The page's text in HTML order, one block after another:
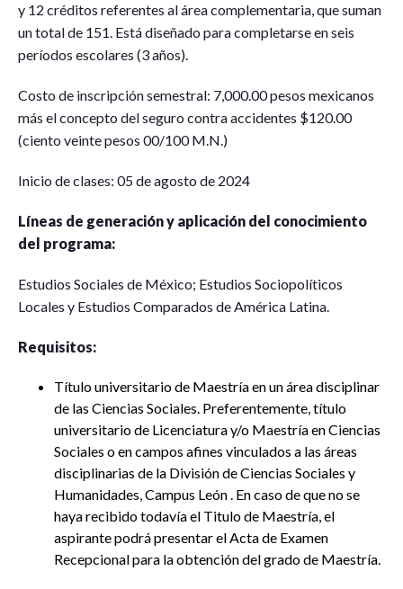
y 12 créditos referentes al área complementaria, que suman
un total de 151. Está diseñado para completarse en seis
períodos escolares (3 años).
Costo de inscripción semestral: 7,000.00 pesos mexicanos
más el concepto del seguro contra accidentes $120.00
(ciento veinte pesos 00/100 M.N.)
Inicio de clases: 05 de agosto de 2024
Líneas de generación y aplicación del conocimiento
del programa:
Estudios Sociales de México; Estudios Sociopolíticos
Locales y Estudios Comparados de América Latina.
Requisitos:
Título universitario de Maestría en un área disciplinar
de las Ciencias Sociales. Preferentemente, título
universitario de Licenciatura y/o Maestría en Ciencias
Sociales o en campos afines vinculados a las áreas
disciplinarias de la División de Ciencias Sociales y
Humanidades, Campus León . En caso de que no se
haya recibido todavía el Titulo de Maestría, el
aspirante podrá presentar el Acta de Examen
Recepcional para la obtención del grado de Maestría.